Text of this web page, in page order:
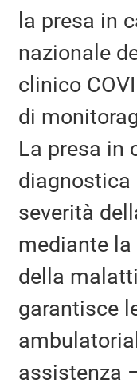
la presa in
nazionale
clinico
di
La presa in
severità
mediante
della
garantisce
assistenza